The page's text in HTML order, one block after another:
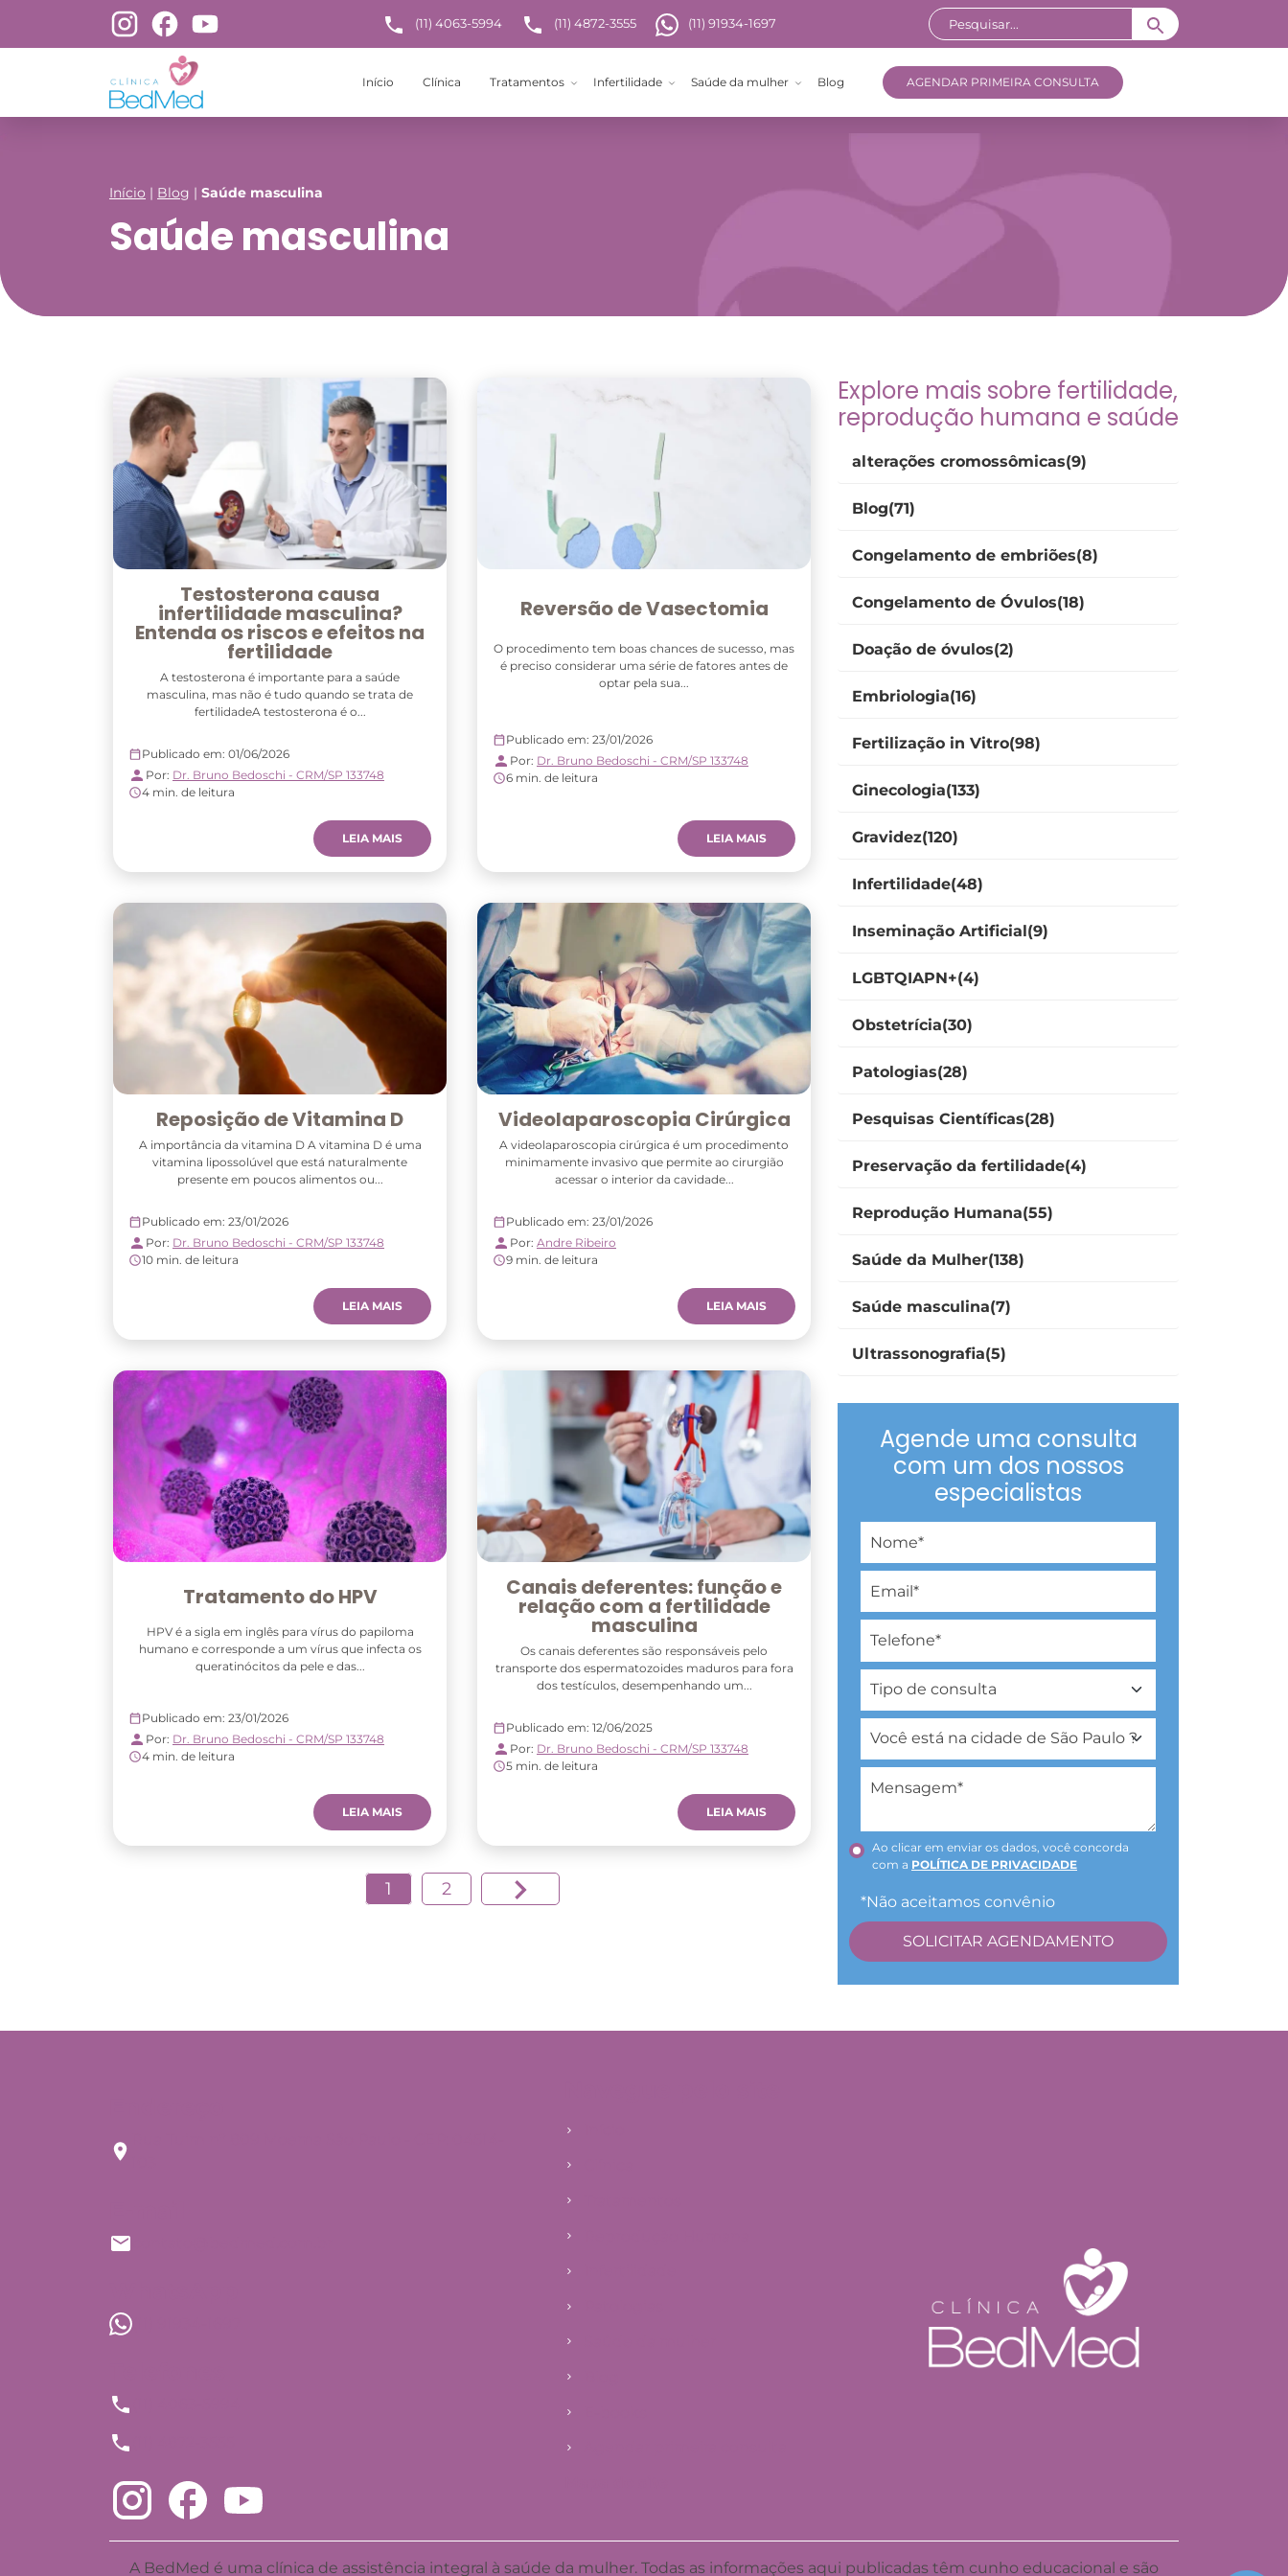
(11) 4063-5994 (11) 4872-3555 (11) 91934-1697
Início Clínica Tratamentos Infertilidade Saúde da mulher Blog AGENDAR PRIMEIRA CONSULTA
Início | Blog | Saúde masculina
Saúde masculina
Testosterona causa
infertilidade masculina?
Entenda os riscos e efeitos na
fertilidade
A testosterona é importante para a saúde
masculina, mas não é tudo quando se trata de
fertilidadeA testosterona é o...
Publicado em: 01/06/2026
Por: Dr. Bruno Bedoschi - CRM/SP 133748
4 min. de leitura
LEIA MAIS
Reversão de Vasectomia
O procedimento tem boas chances de sucesso, mas
é preciso considerar uma série de fatores antes de
optar pela sua...
Publicado em: 23/01/2026
Por: Dr. Bruno Bedoschi - CRM/SP 133748
6 min. de leitura
LEIA MAIS
Reposição de Vitamina D
A importância da vitamina D A vitamina D é uma
vitamina lipossolúvel que está naturalmente
presente em poucos alimentos ou...
Publicado em: 23/01/2026
Por: Dr. Bruno Bedoschi - CRM/SP 133748
10 min. de leitura
LEIA MAIS
Videolaparoscopia Cirúrgica
A videolaparoscopia cirúrgica é um procedimento
minimamente invasivo que permite ao cirurgião
acessar o interior da cavidade...
Publicado em: 23/01/2026
Por: Andre Ribeiro
9 min. de leitura
LEIA MAIS
Tratamento do HPV
HPV é a sigla em inglês para vírus do papiloma
humano e corresponde a um vírus que infecta os
queratinócitos da pele e das...
Publicado em: 23/01/2026
Por: Dr. Bruno Bedoschi - CRM/SP 133748
4 min. de leitura
LEIA MAIS
Canais deferentes: função e
relação com a fertilidade
masculina
Os canais deferentes são responsáveis pelo
transporte dos espermatozoides maduros para fora
dos testículos, desempenhando um...
Publicado em: 12/06/2025
Por: Dr. Bruno Bedoschi - CRM/SP 133748
5 min. de leitura
LEIA MAIS
1 2
Explore mais sobre fertilidade,
reprodução humana e saúde
alterações cromossômicas(9)
Blog(71)
Congelamento de embriões(8)
Congelamento de Óvulos(18)
Doação de óvulos(2)
Embriologia(16)
Fertilização in Vitro(98)
Ginecologia(133)
Gravidez(120)
Infertilidade(48)
Inseminação Artificial(9)
LGBTQIAPN+(4)
Obstetrícia(30)
Patologias(28)
Pesquisas Científicas(28)
Preservação da fertilidade(4)
Reprodução Humana(55)
Saúde da Mulher(138)
Saúde masculina(7)
Ultrassonografia(5)
Agende uma consulta
com um dos nossos
especialistas
Ao clicar em enviar os dados, você concorda
com a POLÍTICA DE PRIVACIDADE
*Não aceitamos convênio
A BedMed é uma clínica de assistência integral à saúde da mulher. Todas as informações aqui publicadas têm cunho educacional e são